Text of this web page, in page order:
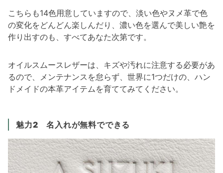
こちらも14色用意していますので、淡い色やヌメ革で色
の変化をどんどん楽しんだり、濃い色を選んで美しい艶を
作り出すのも、すべてあなた次第です。
オイルスムースレザーは、キズや汚れに注意する必要があ
るので、メンテナンスを怠らず、世界に1つだけの、ハン
ドメイドの本革アイテムを育ててみてください。
魅力2 名入れが無料でできる